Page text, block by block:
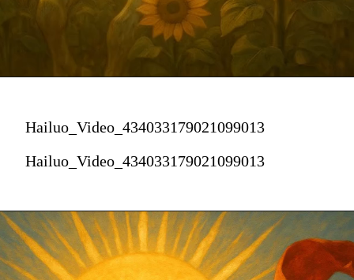
Hailuo_Video_434033179021099013
Hailuo_Video_434033179021099013